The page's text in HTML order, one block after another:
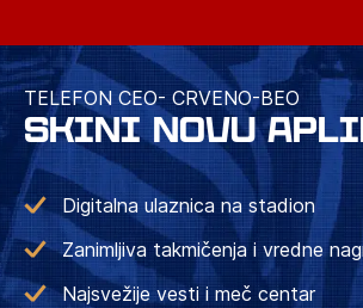
TELEFON CEO- CRVENO-BEO
SKINI NOVU
Digitalna ulaznica na stadion
Zanimljiva takmičenja i vredne
Najsvežije vesti i meč centar